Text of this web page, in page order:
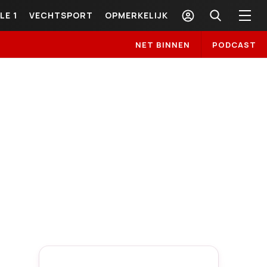
1 VECHTSPORT OPMERKELIJK
NET BINNEN PODCAST